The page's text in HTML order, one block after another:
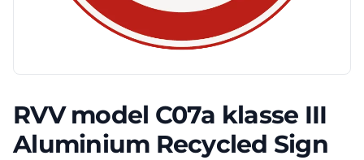
RVV model C07a klasse III
Aluminium Recycled Sign